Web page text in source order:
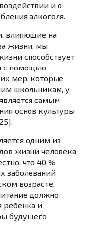
и о
алкоголя.
влияющие на
жизни, мы
способствует
с помощью
мер, которые
школьникам, у
самым
основ культуры
одним из
жизни человека
что 40 %
заболеваний
возрасте.
должно
ребенка и
будущего